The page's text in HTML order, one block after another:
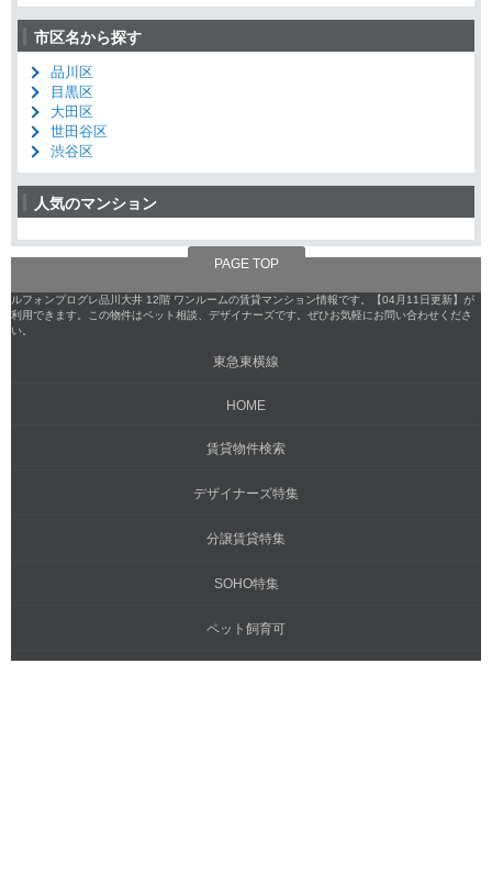
市区名から探す
品川区
目黒区
大田区
世田谷区
渋谷区
人気のマンション
PAGE TOP
ルフォンプログレ品川大井 12階 ワンルームの賃貸マンション情報です。【04月11日更新】が
利用できます。この物件はペット相談、デザイナーズです。ぜひお気軽にお問い合わせくださ
い。
東急東横線
HOME
賃貸物件検索
デザイナーズ特集
分譲賃貸特集
SOHO特集
ペット飼育可